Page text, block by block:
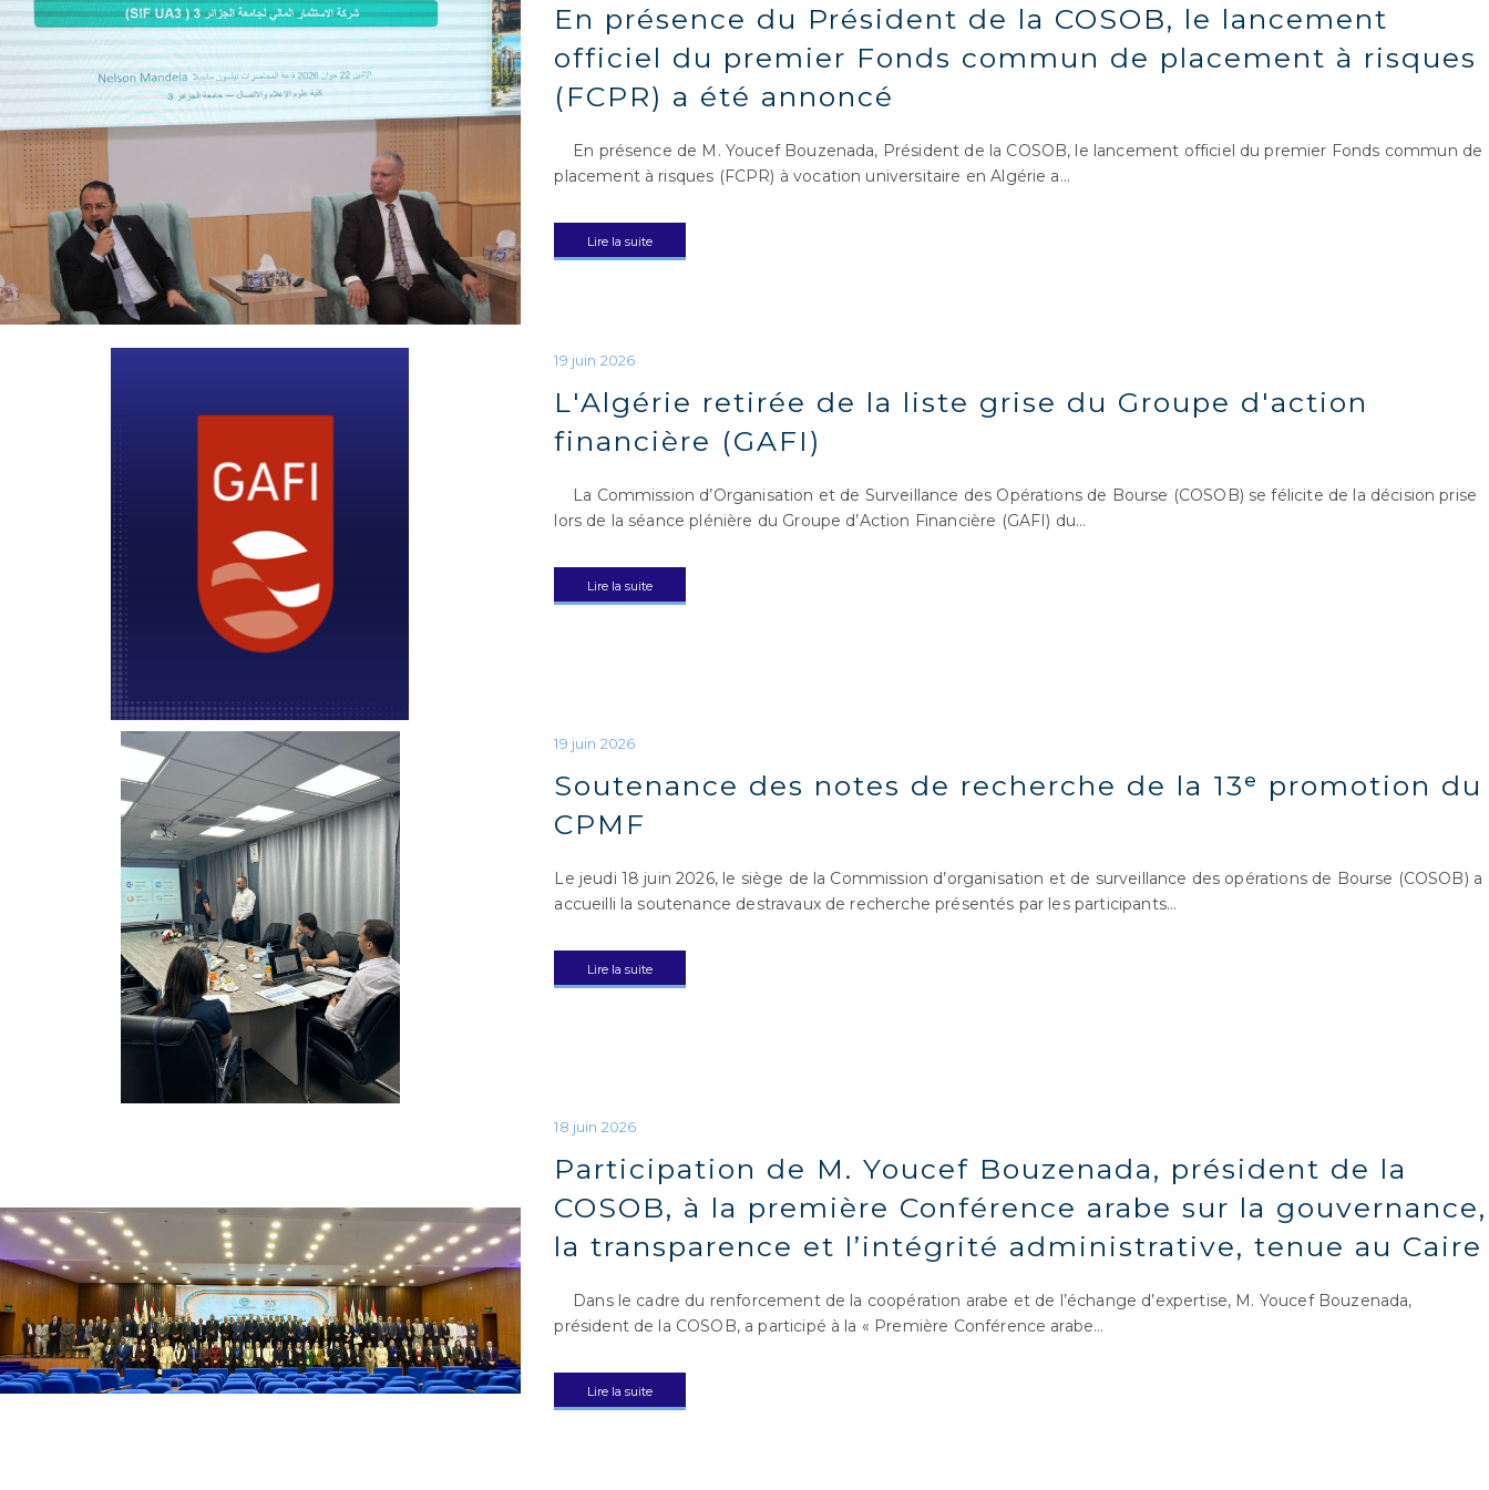
En présence du Président de la COSOB, le lancement
officiel du premier Fonds commun de placement à risques
(FCPR) a été annoncé
En présence de M. Youcef Bouzenada, Président de la COSOB, le lancement officiel du premier Fonds commun de
placement à risques (FCPR) à vocation universitaire en Algérie a…
Lire la suite
L'Algérie retirée de la liste grise du Groupe d'action
financière (GAFI)
La Commission d’Organisation et de Surveillance des Opérations de Bourse (COSOB) se félicite de la décision prise
lors de la séance plénière du Groupe d’Action Financière (GAFI) du…
Lire la suite
Soutenance des notes de recherche de la 13ᵉ promotion du
CPMF
Le jeudi 18 juin 2026, le siège de la Commission d’organisation et de surveillance des opérations de Bourse (COSOB) a
accueilli la soutenance destravaux de recherche présentés par les participants…
Lire la suite
Participation de M. Youcef Bouzenada, président de la
COSOB, à la première Conférence arabe sur la gouvernance,
la transparence et l’intégrité administrative, tenue au Caire
Dans le cadre du renforcement de la coopération arabe et de l’échange d’expertise, M. Youcef Bouzenada,
président de la COSOB, a participé à la « Première Conférence arabe…
Lire la suite